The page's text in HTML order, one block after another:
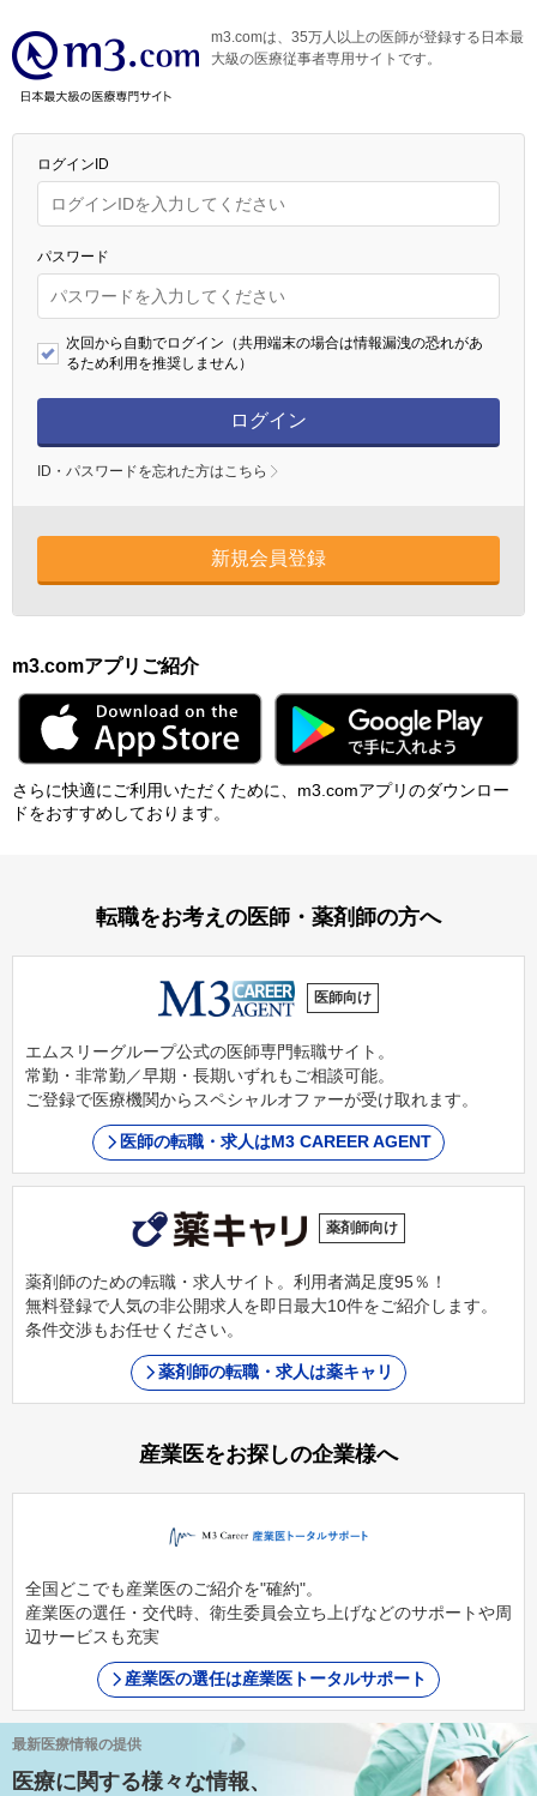
m3.comは、35万人以上の医師が登録する日本最
大級の医療従事者専用サイトです。
ログインID
パスワード
次回から自動でログイン（共用端末の場合は情報漏洩の恐れがあ
るため利用を推奨しません）
ログイン
ID・パスワードを忘れた方はこちら
新規会員登録
m3.comアプリご紹介
さらに快適にご利⽤いただくために、m3.comアプリのダウンロー
ドをおすすめしております。
転職をお考えの医師・薬剤師の方へ
医師向け
エムスリーグループ公式の医師専門転職サイト。
常勤・非常勤／早期・長期いずれもご相談可能。
ご登録で医療機関からスペシャルオファーが受け取れます。
医師の転職・求人はM3 CAREER AGENT
薬剤師向け
薬剤師のための転職・求人サイト。利用者満足度95％！
無料登録で人気の非公開求人を即日最大10件をご紹介します。
条件交渉もお任せください。
薬剤師の転職・求人は薬キャリ
産業医をお探しの企業様へ
全国どこでも産業医のご紹介を"確約"。
産業医の選任・交代時、衛生委員会立ち上げなどのサポートや周
辺サービスも充実
産業医の選任は産業医トータルサポート
最新医療情報の提供
医療に関する様々な情報、